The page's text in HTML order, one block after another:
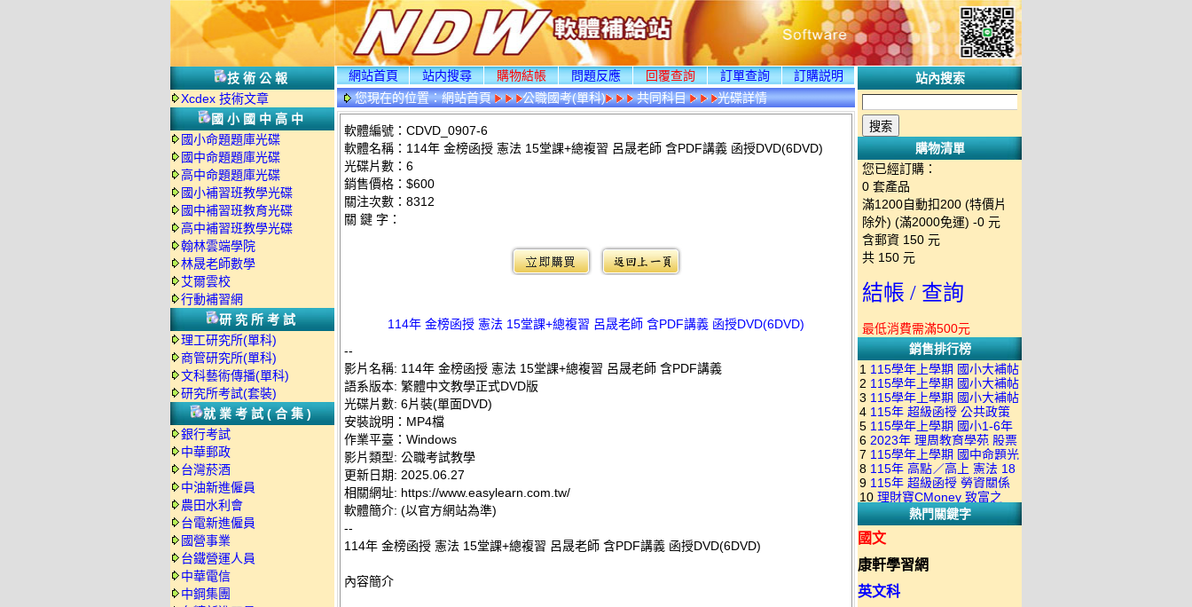
技術公報
Xcdex 技術文章
國小國中高中
國小命題題庫光碟
國中命題題庫光碟
高中命題題庫光碟
國小補習班教學光碟
國中補習班教育光碟
高中補習班教學光碟
翰林雲端學院
林晟老師數學
艾爾雲校
行動補習網
研究所考試
理工研究所(單科)
商管研究所(單科)
文科藝術傳播(單科)
研究所考試(套裝)
就業考試(合集)
銀行考試
中華郵政
台灣菸酒
中油新進僱員
農田水利會
台電新進僱員
國營事業
台鐵營運人員
中華電信
中鋼集團
網站首頁 站内搜尋 購物結帳 問題反應 回覆查詢 訂單查詢
訂購説明
您現在的位置：網站首頁 公職國考(單科) 共同科目 光碟詳情
軟體編號：CDVD_0907-6
軟體名稱：114年 金榜函授 憲法 15堂課+總複習 呂晟老師 含PDF講義 函授DVD(6DVD)
光碟片數：6
銷售價格：$600
關注次數： 8312
關 鍵 字：
114年 金榜函授 憲法 15堂課+總複習 呂晟老師 含PDF講義 函授DVD(6DVD)
--
影片名稱: 114年 金榜函授 憲法 15堂課+總複習 呂晟老師 含PDF講義
語系版本: 繁體中文教學正式DVD版
光碟片數: 6片裝(單面DVD)
安裝說明：MP4檔
作業平臺：Windows
影片類型: 公職考試教學
更新日期: 2025.06.27
相關網址: https://www.easylearn.com.tw/
軟體簡介: (以官方網站為準)
--
114年 金榜函授 憲法 15堂課+總複習 呂晟老師 含PDF講義 函授DVD(6DVD)
內容簡介
站內搜索
購物清單
您已經訂購：
0 套產品
滿1200自動扣200 (特價片
除外) (滿2000免運) -0 元
含郵資 150 元
共 150 元
結帳 / 查詢
最低消費需滿500元
銷售排行榜
1 115學年上學期 國小大補帖
南一版 國語+數學+社會+生活
+自然 1-6年級 教學光碟DVD
版(3DVD)
2 115學年上學期 國小大補帖
康軒版 國語+數學+社會+生活
+自然 1-6年級 教學光碟DVD
版(3DVD)
3 115學年上學期 國小大補帖
翰林版 國語+數學+社會+生活
+自然 1-6年級 教學光碟DVD
版(3DVD)
4 115年 超級函授 公共政策
22堂課+總複習 張楚老師 含
PDF講義 函授DVD(9DVD)
5 115學年上學期 國小1-6年
級 習作解答(含康軒.南一.翰林
全版本.全科目)合輯版 DVD版
6 2023年 理周教育學苑 股票
當沖煉金術 主講：朱家泓 國
語發音 DVD版
7 115學年上學期 國中命題光
碟 翰林版 英文科 1-3年級 題
庫光碟
8 115年 高點／高上 憲法 18
堂課 宗台大老師 含PDF講義
函授DVD(8DVD)【適用於律
師司法考試】
9 115年 超級函授 勞資關係
概要 11堂課+總複習 陸川老
師 含PDF講義 函授
DVD(5DVD)
10 理財寶CMoney 致富之
道：上班族飆股攻略班 主
講：朱家泓+林穎 國語發音
熱門關鍵字
國文
康軒學習網
英文科